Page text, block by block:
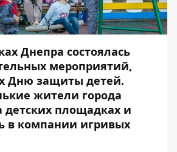
Днепра состоялась
мероприятий,
Дню защиты детей.
жители города
детских площадках и
в компании игривых